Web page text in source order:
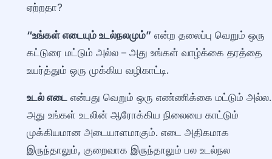
ஏற்றதா?
“உங்கள் எடையும் உடல்நலமும்” என்ற தலைப்பு வெறும் ஒரு
கட்டுரை மட்டும் அல்ல – அது உங்கள் வாழ்க்கை தரத்தை
உயர்த்தும் ஒரு முக்கிய வழிகாட்டி.
உடல் எடை என்பது வெறும் ஒரு எண்ணிக்கை மட்டும் அல்ல.
அது உங்கள் உடலின் ஆரோக்கிய நிலையை காட்டும்
முக்கியமான அடையாளமாகும். எடை அதிகமாக
இருந்தாலும், குறைவாக இருந்தாலும் பல உடல்நல